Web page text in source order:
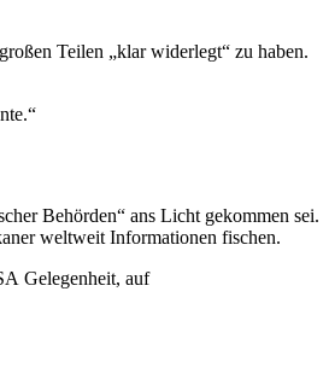
Teilen „klar widerlegt“ zu haben.
Behörden“ ans Licht gekommen sei.
weltweit Informationen fischen.
Gelegenheit, auf